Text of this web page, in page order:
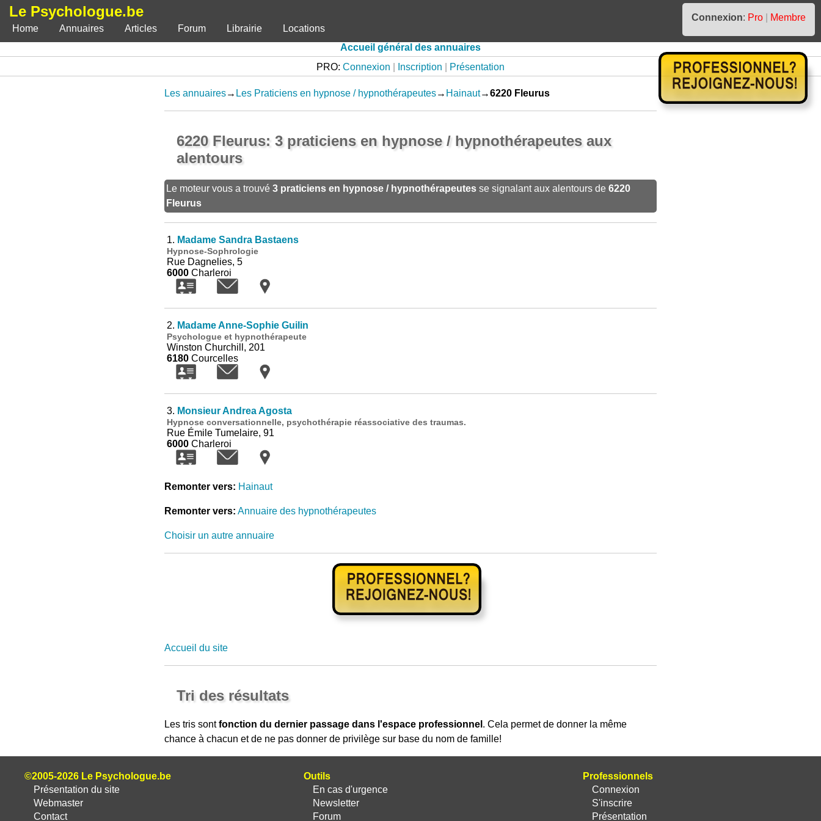
Le Psychologue.be Connexion: Pro
Membre
Home
Annuaires Articles Forum Librairie
Locations
Accueil général des annuaires
PRO: Connexion Inscription Présentation
Les annuaires→ Les Praticiens en hypnose / hypnothérapeutes→ Hainaut→6220 Fleurus
6220 Fleurus: 3 praticiens en hypnose / hypnothérapeutes aux
alentours
Le moteur vous a trouvé 3 praticiens en hypnose / hypnothérapeutesse signalant aux alentours de 6220
Fleurus
1. Madame Sandra Bastaens
Hypnose-Sophrologie
Rue Dagnelies, 5
6000Charleroi
2. Madame Anne-Sophie Guilin
Psychologue et hypnothérapeute
Winston Churchill, 201
6180Courcelles
3. Monsieur Andrea Agosta
Hypnose conversationnelle, psychothérapie réassociative des traumas.
Rue Émile Tumelaire, 91
6000Charleroi
Remonter vers: Hainaut
Remonter vers: Annuaire des hypnothérapeutes
Choisir un autre annuaire
Accueil du site
Tri des résultats
Les tris sontfonction du dernier passage dans l'espace professionnel . Cela permet de donner la même
chance à chacun et de ne pas donner de privilège sur base du nom de famille!
©2005-2026 Le Psychologue.be
Présentation du site
Webmaster
Contact
Professionnels
Connexion
S'inscrire
Présentation
Outils
En cas d'urgence
Newsletter
Forum